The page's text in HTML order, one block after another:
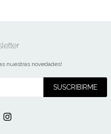
nuestras novedades!
SUSCRIBIRME
